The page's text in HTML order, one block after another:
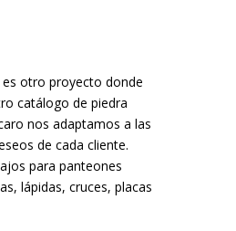
otro proyecto donde
catálogo de piedra
nos adaptamos a las
de cada cliente.
para panteones
lápidas, cruces, placas